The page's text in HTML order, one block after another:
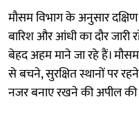
मौसम विभाग के अनुसार
बारिश और आंधी का दौर जारी
बेहद अहम माने जा रहे हैं।
से बचने, सुरक्षित स्थानों पर
नजर बनाए रखने की अपील की